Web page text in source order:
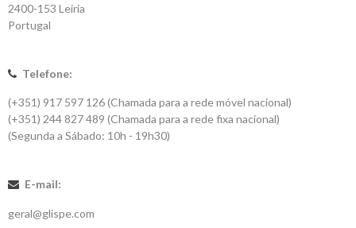
Registar
2400-153 Leiria
Portugal
Telefone:
(+351) 917 597 126 (Chamada para a rede móvel nacional)
(+351) 244 827 489 (Chamada para a rede fixa nacional)
(Segunda a Sábado: 10h - 19h30)
E-mail:
geral@glispe.com